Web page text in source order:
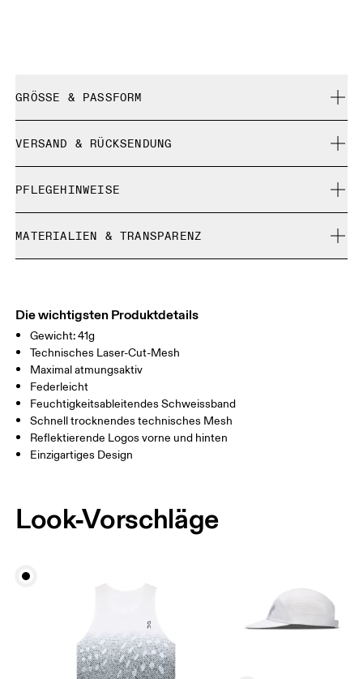
GRÖSSE & PASSFORM
Grössentabelle - Kappen
Zentimeter Inches
GRÖSSENTABELLE - KAPPEN
KOPFUMFANG
Horizontal verschieben, um mehr zu sehen
So misst du richtig
VERSAND & RÜCKSENDUNG
Kostenlose 30-Tage-Rückgabe
Limited-Edition-Artikel, Sonderfarben oder Letzte-
Chance-Artikel können nicht umgetauscht werden. Sie
PFLEGEHINWEISE
Nicht bleichen
Nicht chemisch reinigen
Warme Handwäsche
MATERIALIEN & TRANSPARENZ
(recycled) 70%, Polyester (recycled) 22%, Elastane 8%.
Herkunftsland
China
Die wichtigsten Produktdetails
Gewicht: 41g
Technisches Laser-Cut-Mesh
Maximal atmungsaktiv
Federleicht
Feuchtigkeitsableitendes Schweissband
Schnell trocknendes technisches Mesh
Reflektierende Logos vorne und hinten
Einzigartiges Design
Look-Vorschläge